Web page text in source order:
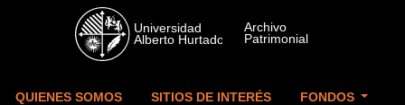
Skip to main content
QUIENES SOMOS SITIOS DE INTERÉS FONDOS